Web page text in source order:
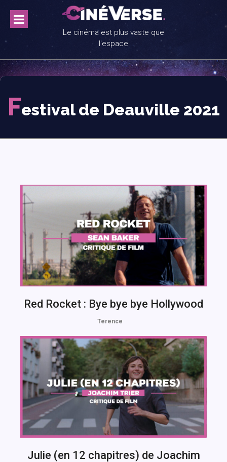
content
Le cinéma est plus vaste que
l'espace
Festival de Deauville 2021
Red Rocket : Bye bye bye Hollywood
Terence
Julie (en 12 chapitres) de Joachim